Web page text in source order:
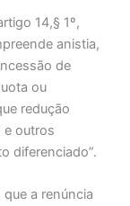
14,§ 1º,
anistia,
de
ou
redução
e outros
diferenciado”.
a renúncia